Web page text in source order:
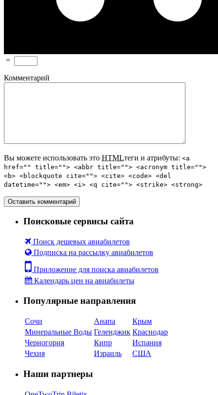
=
Комментарий
Вы можете использовать это HTMLтеги и атрибуты: <a
href="" title=""> <abbr title=""> <acronym title="">
<b> <blockquote cite=""> <cite> <code> <del
datetime=""> <em> <i> <q cite=""> <strike> <strong>
Поисковые сервисы сайта
Поиск дешевых авиабилетов
Подписка на рассылку авиабилетов
Приложение для поиска авиабилетов
Календарь цен на авиабилеты
Популярные направления
Сочи Анапа
Крым
Минеральные Воды Геленджик Краснодар
Черногория
Кипр
Испания
Чехия
Израиль США
Наши партнеры